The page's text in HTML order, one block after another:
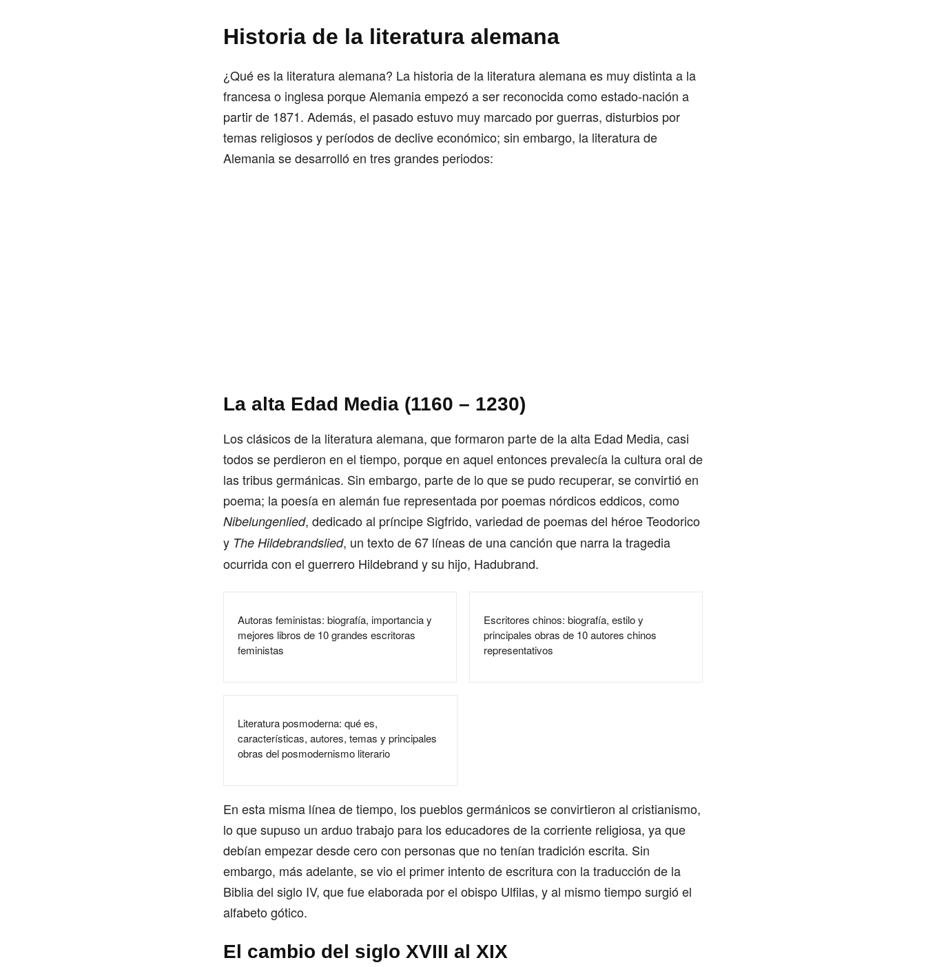
Historia de la literatura alemana
¿Qué es la literatura alemana? La historia de la literatura alemana es muy distinta a la
francesa o inglesa porque Alemania empezó a ser reconocida como estado-nación a
partir de 1871. Además, el pasado estuvo muy marcado por guerras, disturbios por
temas religiosos y períodos de declive económico; sin embargo, la literatura de
Alemania se desarrolló en tres grandes periodos:
La alta Edad Media (1160 – 1230)
Los clásicos de la literatura alemana, que formaron parte de la alta Edad Media, casi
todos se perdieron en el tiempo, porque en aquel entonces prevalecía la cultura oral de
las tribus germánicas. Sin embargo, parte de lo que se pudo recuperar, se convirtió en
poema; la poesía en alemán fue representada por poemas nórdicos eddicos, como
Nibelungenlied, dedicado al príncipe Sigfrido, variedad de poemas del héroe Teodorico
y The Hildebrandslied, un texto de 67 líneas de una canción que narra la tragedia
ocurrida con el guerrero Hildebrand y su hijo, Hadubrand.
Autoras feministas: biografía, importancia y
mejores libros de 10 grandes escritoras
feministas
Escritores chinos: biografía, estilo y
principales obras de 10 autores chinos
representativos
Literatura posmoderna: qué es,
características, autores, temas y principales
obras del posmodernismo literario
En esta misma línea de tiempo, los pueblos germánicos se convirtieron al cristianismo,
lo que supuso un arduo trabajo para los educadores de la corriente religiosa, ya que
debían empezar desde cero con personas que no tenían tradición escrita. Sin
embargo, más adelante, se vio el primer intento de escritura con la traducción de la
Biblia del siglo IV, que fue elaborada por el obispo Ulfilas, y al mismo tiempo surgió el
alfabeto gótico.
El cambio del siglo XVIII al XIX